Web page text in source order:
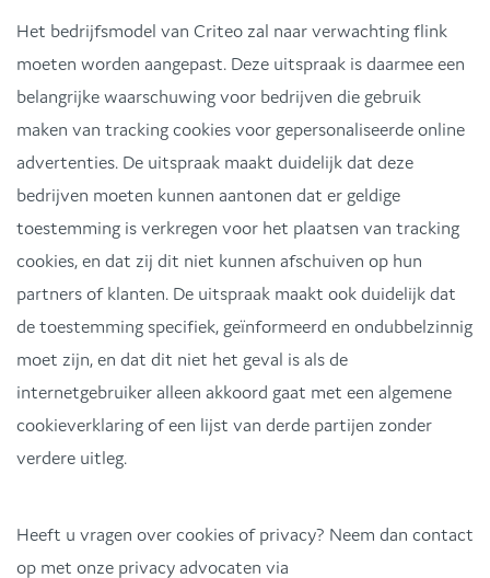
Het bedrijfsmodel van Criteo zal naar verwachting flink
moeten worden aangepast. Deze uitspraak is daarmee een
belangrijke waarschuwing voor bedrijven die gebruik
maken van tracking cookies voor gepersonaliseerde online
advertenties. De uitspraak maakt duidelijk dat deze
bedrijven moeten kunnen aantonen dat er geldige
toestemming is verkregen voor het plaatsen van tracking
cookies, en dat zij dit niet kunnen afschuiven op hun
partners of klanten. De uitspraak maakt ook duidelijk dat
de toestemming specifiek, geïnformeerd en ondubbelzinnig
moet zijn, en dat dit niet het geval is als de
internetgebruiker alleen akkoord gaat met een algemene
cookieverklaring of een lijst van derde partijen zonder
verdere uitleg.
Heeft u vragen over cookies of privacy? Neem dan contact
op met onze privacy advocaten via